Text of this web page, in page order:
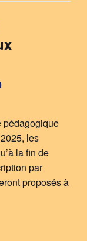
pédagogique
les
la fin de
par
proposés à